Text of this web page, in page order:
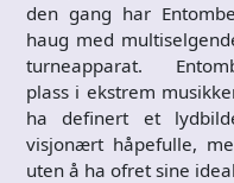
den gang har
haug med
turneapparat.
plass i ekstrem
ha definert et
visjonært håpefulle,
uten å ha ofret sine